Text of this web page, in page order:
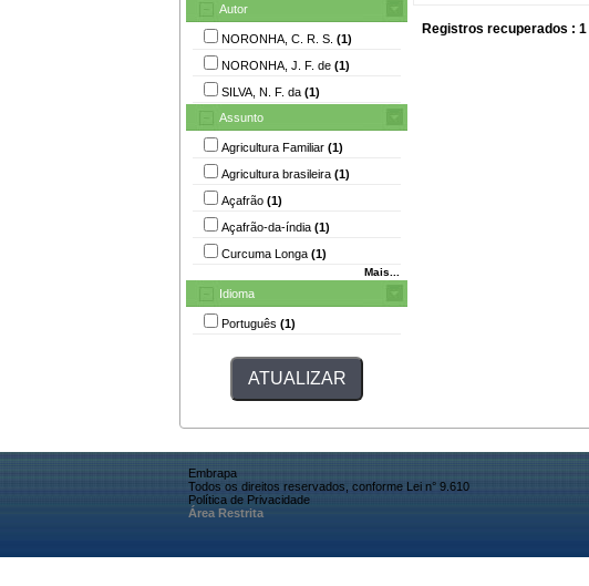
Autor
NORONHA, C. R. S. (1)
NORONHA, J. F. de (1)
SILVA, N. F. da (1)
Assunto
Agricultura Familiar (1)
Agricultura brasileira (1)
Açafrão (1)
Açafrão-da-índia (1)
Curcuma Longa (1)
Mais...
Idioma
Português (1)
Registros recuperados : 1
Embrapa
Todos os direitos reservados, conforme Lei n° 9.610
Política de Privacidade
Área Restrita